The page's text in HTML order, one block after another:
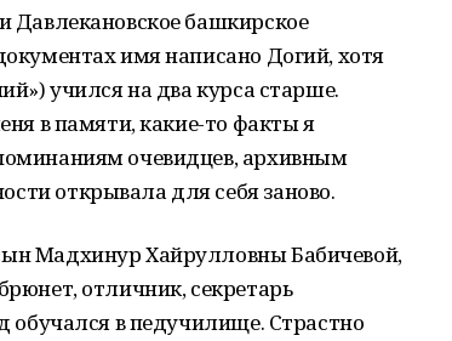
Давлекановское башкирское
имя написано Догий, хотя
учился на два курса старше.
в памяти, какие-то факты я
очевидцев, архивным
открывала для себя заново.
Мадхинур Хайрулловны Бабичевой,
отличник, секретарь
обучался в педучилище. Страстно